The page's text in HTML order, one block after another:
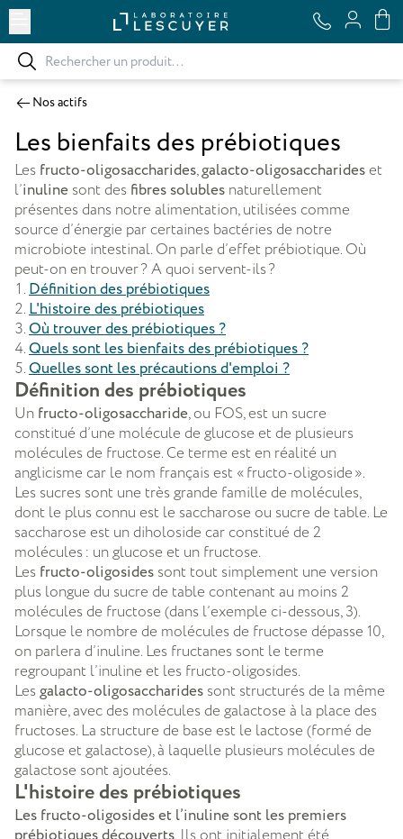
Nos actifs
Les bienfaits des prébiotiques
Les fructo-oligosaccharides,galacto-oligosaccharideset
l’inuline sont des fibres solubles naturellement
présentes dans notre alimentation, utilisées comme
source d’énergie par certaines bactéries de notre
microbiote intestinal. On parle d’effet prébiotique. Où
peut-on en trouver ? A quoi servent-ils ?
Définition des prébiotiques
L'histoire des prébiotiques
Où trouver des prébiotiques ?
Quels sont les bienfaits des prébiotiques ?
Quelles sont les précautions d'emploi ?
Définition des prébiotiques
Un fructo-oligosaccharide, ou FOS, est un sucre
constitué d’une molécule de glucose et de plusieurs
molécules de fructose. Ce terme est en réalité un
anglicisme car le nom français est « fructo-oligoside ».
Les sucres sont une très grande famille de molécules,
dont le plus connu est le saccharose ou sucre de table. Le
saccharose est un diholoside car constitué de 2
molécules : un glucose et un fructose.
Les fructo-oligosides sont tout simplement une version
plus longue du sucre de table contenant au moins 2
molécules de fructose (dans l’exemple ci-dessous, 3).
Lorsque le nombre de molécules de fructose dépasse 10,
on parlera d’inuline. Les fructanes sont le terme
regroupant l’inuline et les fructo-oligosides.
Lesgalacto-oligosaccharides sont structurés de la même
manière, avec des molécules de galactose à la place des
fructoses. La structure de base est le lactose (formé de
glucose et galactose), à laquelle plusieurs molécules de
galactose sont ajoutées.
L'histoire des prébiotiques
Les fructo-oligosides et l’inuline sont les premiers